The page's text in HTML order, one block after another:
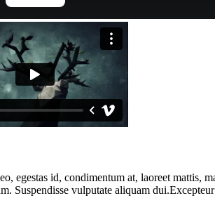
id, condimentum at, laoreet mattis,
Suspendisse vulputate aliquam